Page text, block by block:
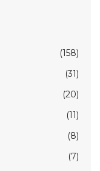
(158)
(31)
(20)
(11)
(8)
(7)